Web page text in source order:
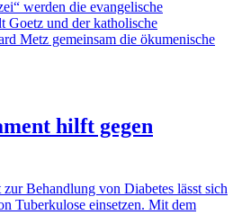
werden die evangelische
Goetz und der katholische
Metz gemeinsam die ökumenische
hilft gegen
Behandlung von Diabetes lässt sich
Tuberkulose einsetzen. Mit dem